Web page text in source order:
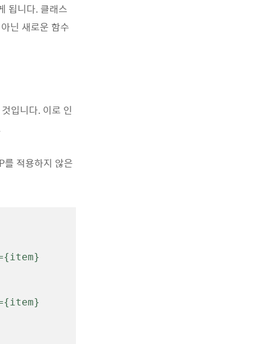
됩니다. 클래스
닌 새로운 함수
입니다. 이로 인
를 적용하지 않은